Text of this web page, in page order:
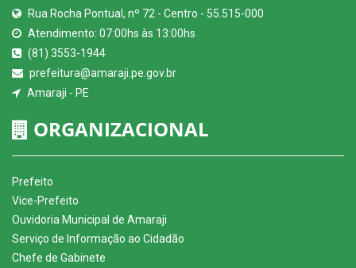
Rua Rocha Pontual, nº 72 - Centro - 55.515-000
Atendimento: 07:00hs às 13:00hs
(81) 3553-1944
prefeitura@amaraji.pe.gov.br
Amaraji - PE
ORGANIZACIONAL
Prefeito
Vice-Prefeito
Ouvidoria Municipal de Amaraji
Serviço de Informação ao Cidadão
Chefe de Gabinete